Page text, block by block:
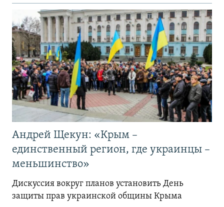
Андрей Щекун: «Крым –
единственный регион, где украинцы –
меньшинство»
Дискуссия вокруг планов установить День
защиты прав украинской общины Крыма